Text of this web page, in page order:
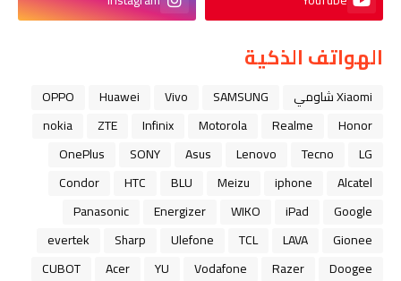
الهواتف الذكية
Xiaomi شاومي SAMSUNG
Vivo
Huawei
OPPO
Honor
Realme
Motorola
Infinix
ZTE
nokia
LG
Tecno
Lenovo
Asus
SONY
OnePlus
Alcatel
iphone
Meizu
BLU
HTC
Condor
Google
iPad
WIKO
Energizer
Panasonic
Gionee
LAVA
TCL
Ulefone
Sharp
evertek
Doogee
Razer
Vodafone
YU
Acer
CUBOT